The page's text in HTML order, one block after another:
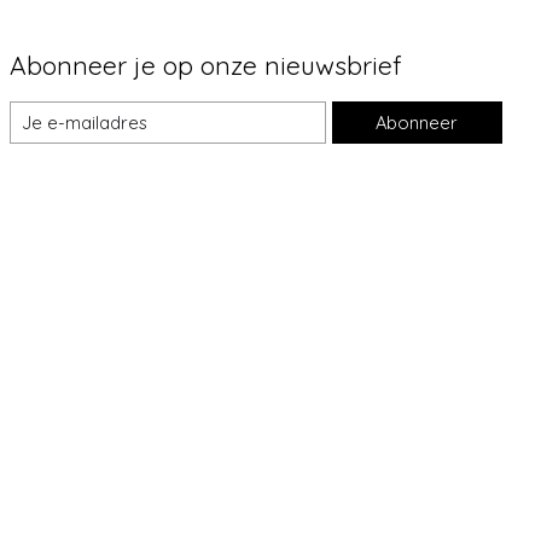
Abonneer je op onze nieuwsbrief
Abonneer